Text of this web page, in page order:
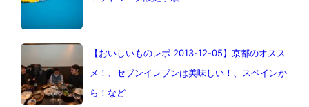
【おいしいものレポ 2013-12-05】京都のオスス
メ！、セブンイレブンは美味しい！、スペインか
ら！など